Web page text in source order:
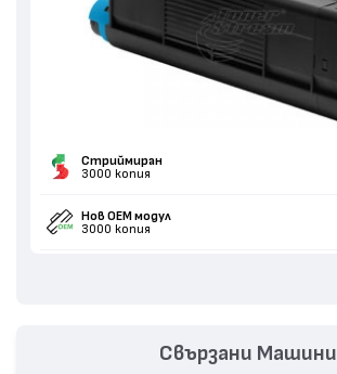
Стриймиран
3000 копия
Нов ОЕМ модул
3000 копия
Свързани Машини